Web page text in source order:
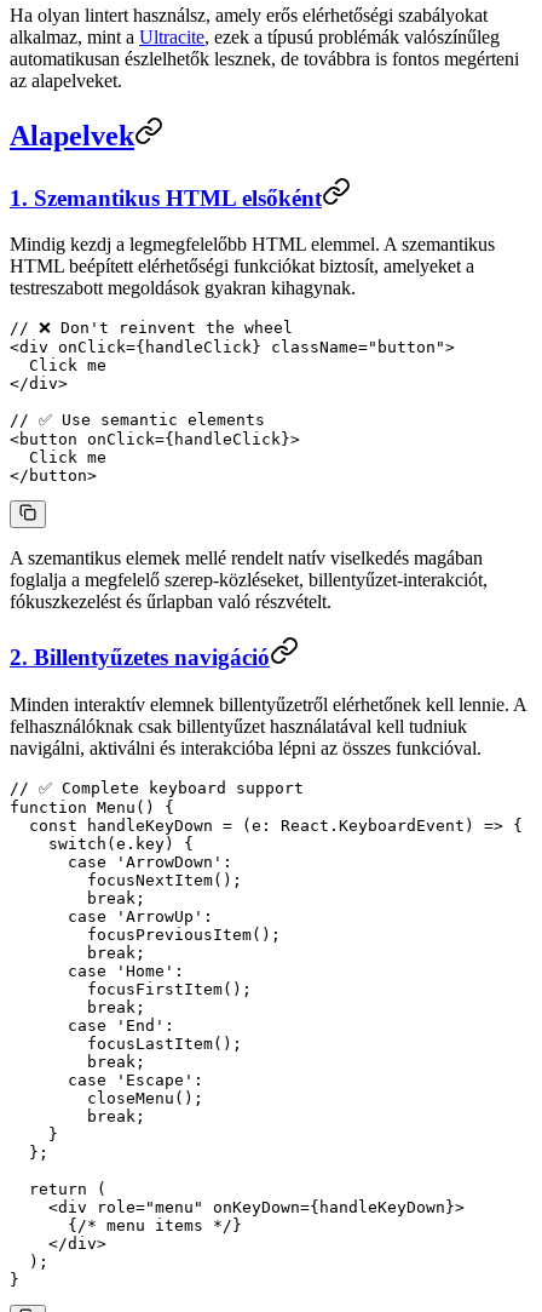
Ha olyan lintert használsz, amely erős elérhetőségi szabályokat
alkalmaz, mint a Ultracite, ezek a típusú problémák valószínűleg
automatikusan észlelhetők lesznek, de továbbra is fontos megérteni
az alapelveket.
Alapelvek
1. Szemantikus HTML elsőként
Mindig kezdj a legmegfelelőbb HTML elemmel. A szemantikus
HTML beépített elérhetőségi funkciókat biztosít, amelyeket a
testreszabott megoldások gyakran kihagynak.
// ❌ Don't reinvent the wheel
<div onClick={handleClick} className="button">
  Click me
</div>
// ✅ Use semantic elements
<button onClick={handleClick}>
  Click me
</ button>
A szemantikus elemek mellé rendelt natív viselkedés magában
foglalja a megfelelő szerep-közléseket, billentyűzet-interakciót,
fókuszkezelést és űrlapban való részvételt.
2. Billentyűzetes navigáció
Minden interaktív elemnek billentyűzetről elérhetőnek kell lennie. A
felhasználóknak csak billentyűzet használatával kell tudniuk
navigálni, aktiválni és interakcióba lépni az összes funkcióval.
// ✅ Complete keyboard support
function Menu () {
  const
handleKeyDown = ( e : React . KeyboardEvent ) => {
    switch
(e.key) {
      case
'ArrowDown' :
        focusNextItem
();
        break
;
      case
'ArrowUp' :
        focusPreviousItem
();
        break
;
      case
'Home' :
        focusFirstItem
();
        break
;
      case
'End' :
        focusLastItem
();
        break
;
      case
'Escape' :
        closeMenu
();
        break
;
    }
  };
  return
(
    <
div role="menu" onKeyDown={handleKeyDown}>
      {
/* menu items */ }
    </
div>
  );
}